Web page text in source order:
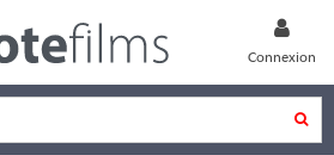
Connexion